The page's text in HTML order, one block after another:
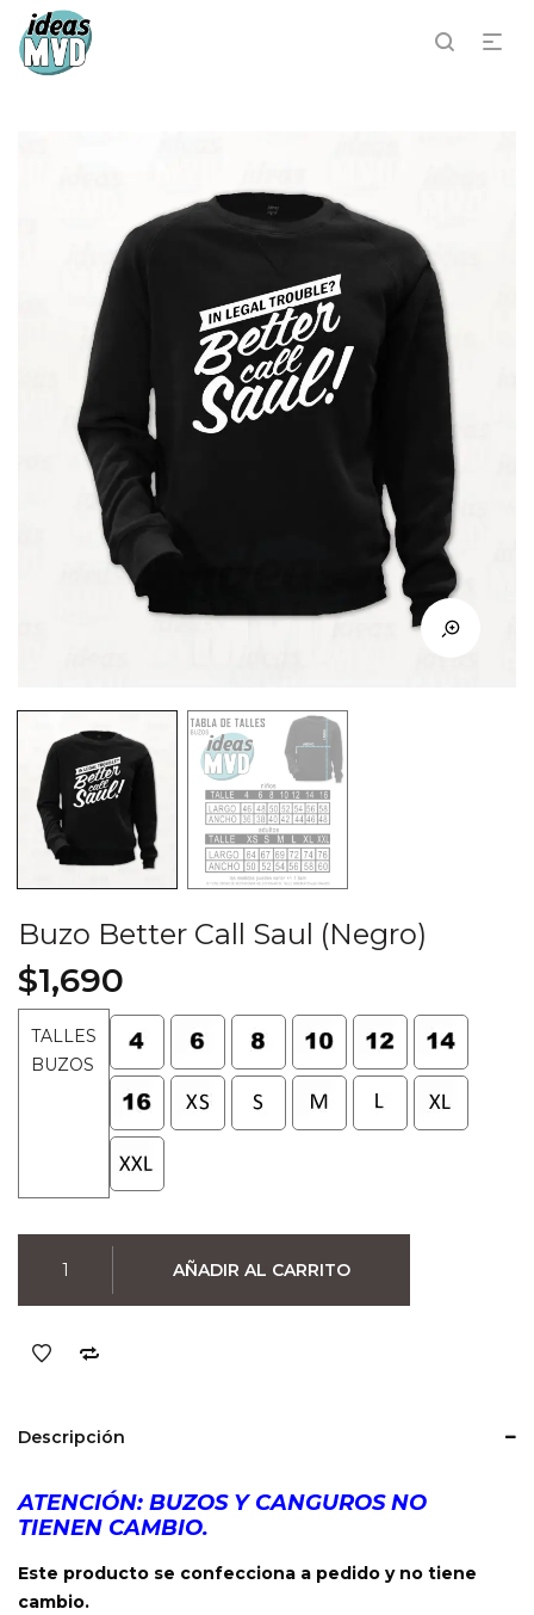
Buzo Better Call Saul (Negro)
$1,690
TALLES
BUZOS
Better
Call
(Negro)
AÑADIR AL CARRITO
Descripción
ATENCIÓN: BUZOS Y CANGUROS NO
TIENEN CAMBIO.
Este producto se confecciona a pedido y no tiene
cambio.